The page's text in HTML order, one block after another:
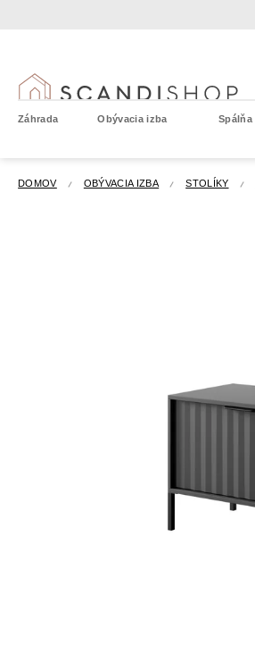
Záhrada Obývacia izba Spálňa
DOMOV OBÝVACIA IZBA STOLÍKY